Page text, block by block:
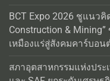
BCT Expo 2026 ชูแนวคิ
Construction &
เหมืองแร่สู่สังคมคาร์บอน
สภาอุตสาหกรรมแห่งปร